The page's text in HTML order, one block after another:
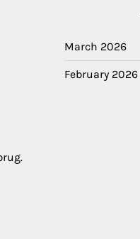
March 2026
February 2026